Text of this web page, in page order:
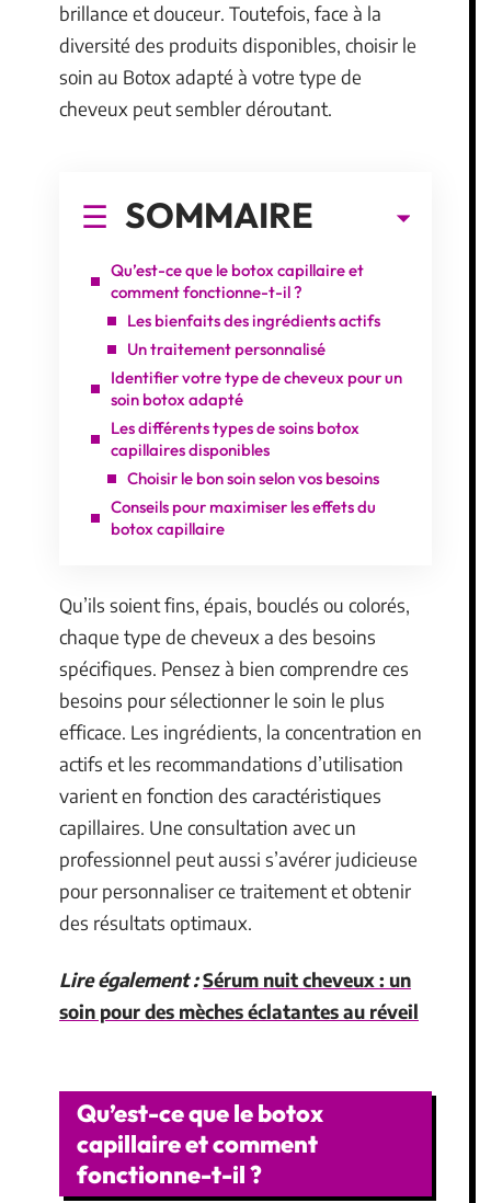
brillance et douceur. Toutefois, face à la
diversité des produits disponibles, choisir le
soin au Botox adapté à votre type de
cheveux peut sembler déroutant.
SOMMAIRE
Qu’est-ce que le botox capillaire et
comment fonctionne-t-il ?
Les bienfaits des ingrédients actifs
Un traitement personnalisé
Identifier votre type de cheveux pour un
soin botox adapté
Les différents types de soins botox
capillaires disponibles
Choisir le bon soin selon vos besoins
Conseils pour maximiser les effets du
botox capillaire
Qu’ils soient fins, épais, bouclés ou colorés,
chaque type de cheveux a des besoins
spécifiques. Pensez à bien comprendre ces
besoins pour sélectionner le soin le plus
efficace. Les ingrédients, la concentration en
actifs et les recommandations d’utilisation
varient en fonction des caractéristiques
capillaires. Une consultation avec un
professionnel peut aussi s’avérer judicieuse
pour personnaliser ce traitement et obtenir
des résultats optimaux.
Lire également :Sérum nuit cheveux : un
soin pour des mèches éclatantes au réveil
Qu’est-ce que le botox
capillaire et comment
fonctionne-t-il ?